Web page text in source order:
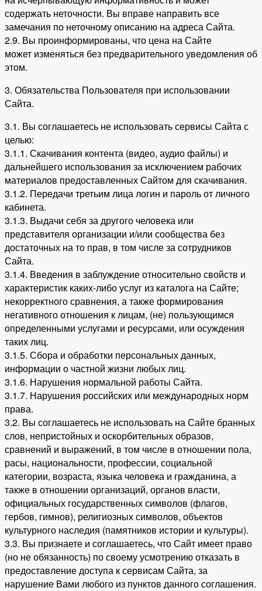
содержать неточности. Вы вправе направить все
замечания по неточному описанию на адреса Сайта.
2.9. Вы проинформированы, что цена на Сайте
может изменяться без предварительного уведомления об
этом.
3. Обязательства Пользователя при использовании
Сайта.
3.1. Вы соглашаетесь не использовать сервисы Сайта с
целью:
3.1.1. Скачивания контента (видео, аудио файлы) и
дальнейшего использования за исключением рабочих
материалов предоставленных Сайтом для скачивания.
3.1.2. Передачи третьим лица логин и пароль от личного
кабинета.
3.1.3. Выдачи себя за другого человека или
представителя организации и/или сообщества без
достаточных на то прав, в том числе за сотрудников
Сайта.
3.1.4. Введения в заблуждение относительно свойств и
характеристик каких-либо услуг из каталога на Сайте;
некорректного сравнения, а также формирования
негативного отношения к лицам, (не) пользующимся
определенными услугами и ресурсами, или осуждения
таких лиц.
3.1.5. Сбора и обработки персональных данных,
информации о частной жизни любых лиц.
3.1.6. Нарушения нормальной работы Сайта.
3.1.7. Нарушения российских или международных норм
права.
3.2. Вы соглашаетесь не использовать на Сайте бранных
слов, непристойных и оскорбительных образов,
сравнений и выражений, в том числе в отношении пола,
расы, национальности, профессии, социальной
категории, возраста, языка человека и гражданина, а
также в отношении организаций, органов власти,
официальных государственных символов (флагов,
гербов, гимнов), религиозных символов, объектов
культурного наследия (памятников истории и культуры).
3.3. Вы признаете и соглашаетесь, что Сайт имеет право
(но не обязанность) по своему усмотрению отказать в
предоставление доступа к сервисам Сайта, за
нарушение Вами любого из пунктов данного соглашения.